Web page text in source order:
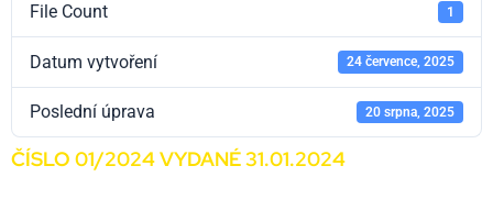
File Count 1
Datum vytvoření 24 července, 2025
Poslední úprava 20 srpna, 2025
ČÍSLO 01/2024 VYDANÉ 31.01.2024